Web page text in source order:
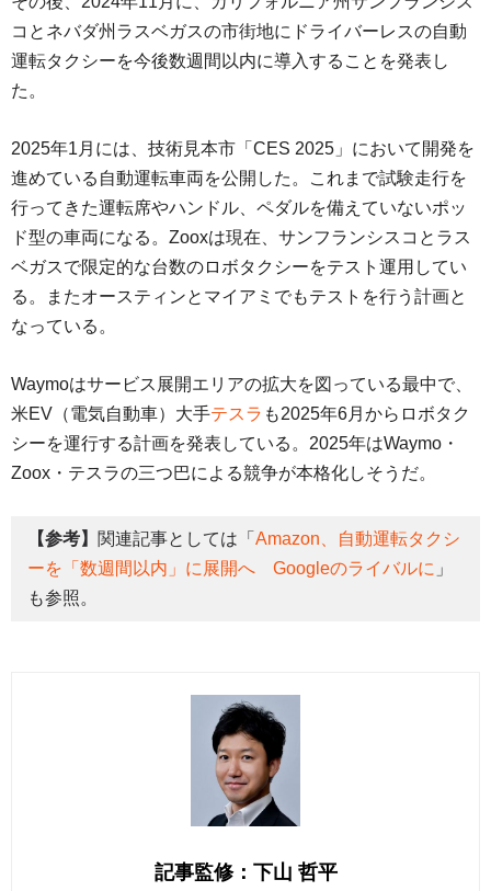
コとネバダ州ラスベガスの市街地にドライバーレスの自動
運転タクシーを今後数週間以内に導入することを発表し
た。
2025年1月には、技術見本市「CES 2025」において開発を
進めている自動運転車両を公開した。これまで試験走行を
行ってきた運転席やハンドル、ペダルを備えていないポッ
ド型の車両になる。Zooxは現在、サンフランシスコとラス
ベガスで限定的な台数のロボタクシーをテスト運用してい
る。またオースティンとマイアミでもテストを行う計画と
なっている。
Waymoはサービス展開エリアの拡大を図っている最中で、
米EV（電気自動車）大手テスラ も2025年6月からロボタク
シーを運行する計画を発表している。2025年はWaymo・
Zoox・テスラの三つ巴による競争が本格化しそうだ。
【参考】 関連記事としては「 Amazon、自動運転タクシ
ーを「数週間以内」に展開へ Googleのライバルに 」
も参照。
記事監修：下山 哲平